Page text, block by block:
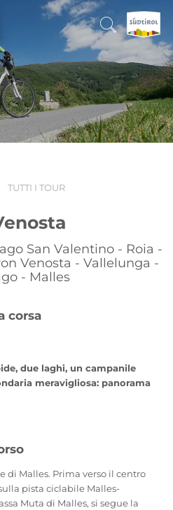
NOI
TUTTI I TOUR
San Valentino - Roia -
Venosta - Vallelunga -
- Malles
corsa
due laghi, un campanile
meravigliosa: panorama
di Malles. Prima verso il centro
pista ciclabile Malles-
Muta di Malles, si segue la